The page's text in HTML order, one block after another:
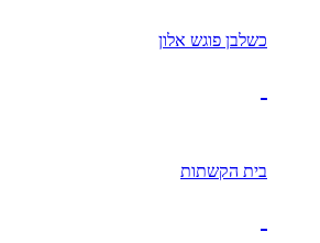
כשלבן פוגש אלון
בית הקשתות